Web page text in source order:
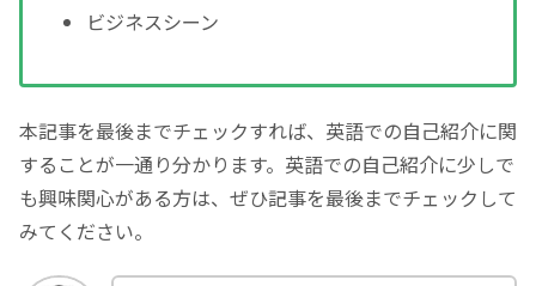
ビジネスシーン
本記事を最後までチェックすれば、英語での自己紹介に関
することが一通り分かります。英語での自己紹介に少しで
も興味関心がある方は、ぜひ記事を最後までチェックして
みてください。